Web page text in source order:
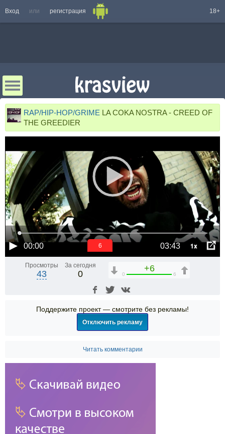
Вход или регистрация 18+
RAP/HIP-HOP/GRIME LA COKA NOSTRA - CREED OF
THE GREEDIER
00:00 03:43 1x
6
Просмотры
43
За сегодня
0
+6
0 6
Поддержите проект — смотрите без рекламы!
Отключить рекламу
Читать комментарии